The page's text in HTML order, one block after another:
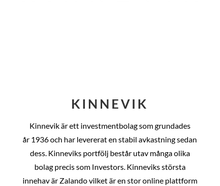
KINNEVIK
Kinnevik är ett investmentbolag som grundades
år 1936 och har levererat en stabil avkastning sedan
dess. Kinneviks portfölj består utav många olika
bolag precis som Investors. Kinneviks största
innehav är Zalando vilket är en stor online plattform